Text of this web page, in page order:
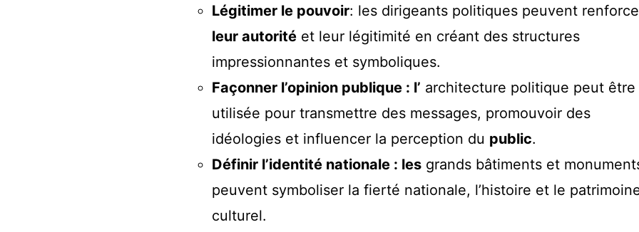
Légitimer le pouvoir: les dirigeants politiques peuvent
leur autorité et leur légitimité en créant des structures
impressionnantes et symboliques.
Façonner l’opinion publique : l’ architecture politique peut être
utilisée pour transmettre des messages, promouvoir des
idéologies et influencer la perception du public.
Définir l’identité nationale : les grands bâtiments et
peuvent symboliser la fierté nationale, l’histoire et le
culturel.